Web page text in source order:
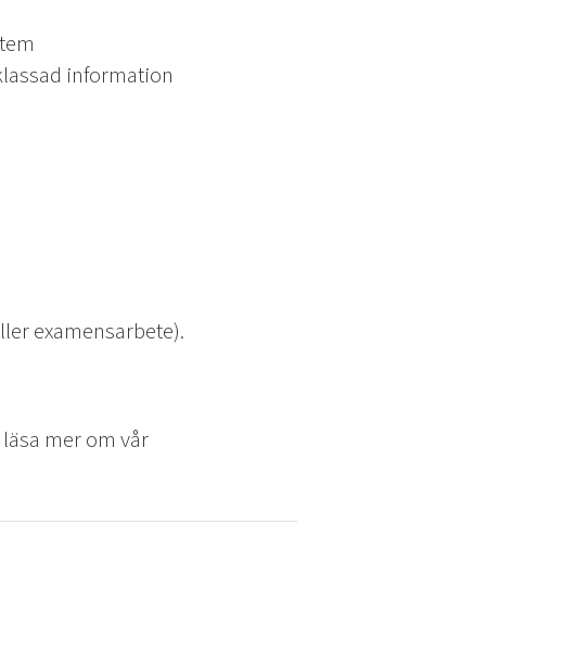
information
examensarbete).
mer om vår